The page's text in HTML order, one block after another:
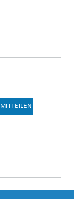
MITTEILEN